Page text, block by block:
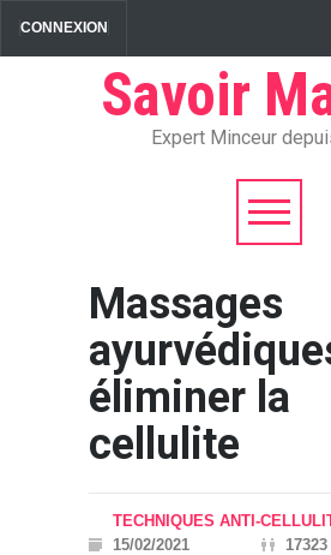
CONNEXION
Savoir
Expert Minceur
Massages
éliminer la
cellulite
TECHNIQUES ANTI-
15/02/2021